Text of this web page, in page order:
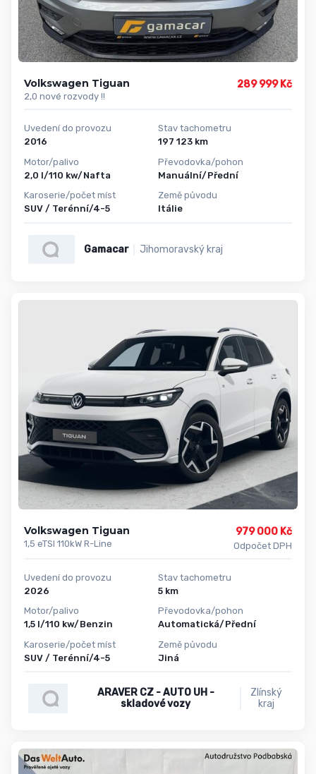
Volkswagen Tiguan
2,0 nové rozvody !!
289 999 Kč
Uvedení do provozu
2016
Motor/palivo
2,0 l/110 kw/Nafta
Karoserie/počet míst
SUV / Terénní/4-5
Stav tachometru
197 123 km
Převodovka/pohon
Manuální/Přední
Země původu
Itálie
Gamacar Jihomoravský kraj
Volkswagen Tiguan
1,5 eTSI 110kW R-Line
979 000 Kč
Odpočet DPH
Uvedení do provozu
2026
Motor/palivo
1,5 l/110 kw/Benzin
Karoserie/počet míst
SUV / Terénní/4-5
Stav tachometru
5 km
Převodovka/pohon
Automatická/Přední
Země původu
Jiná
ARAVER CZ - AUTO UH -
skladové vozy
Zlínský
kraj